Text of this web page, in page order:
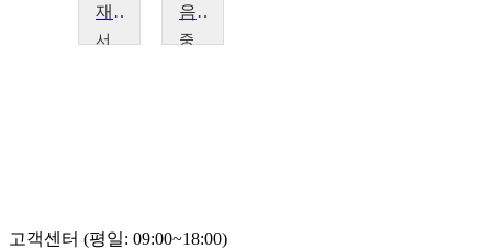
재즈로 읽는 현대 사회
서
음악감상법 2
중
고객센터 (평일: 09:00~18:00)